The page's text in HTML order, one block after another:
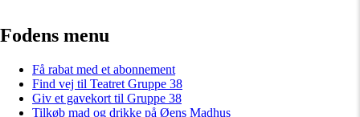
Fodens menu
Få rabat med et abonnement
Find vej til Teatret Gruppe 38
Giv et gavekort til Gruppe 38
Tilkøb mad og drikke på Øens Madhus